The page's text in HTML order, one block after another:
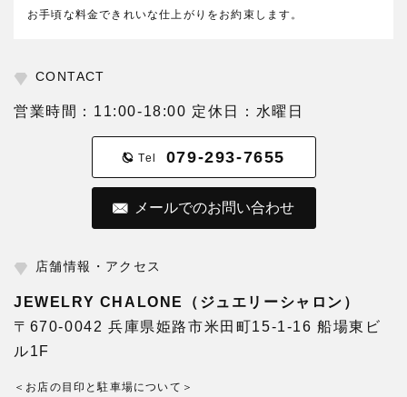
お手頃な料金できれいな仕上がりをお約束します。
CONTACT
営業時間：11:00-18:00 定休日：水曜日
Tel 079-293-7655
メールでのお問い合わせ
店舗情報・アクセス
JEWELRY CHALONE（ジュエリーシャロン）
〒670-0042 兵庫県姫路市米田町15-1-16 船場東ビ
ル1F
＜お店の目印と駐車場について＞